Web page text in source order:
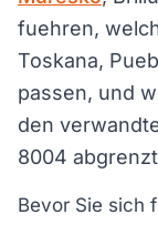
fuehren,
Toskana,
passen, und
den
8004
Bevor Sie sich